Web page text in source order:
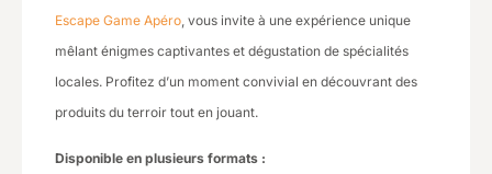
Escape Game Apéro, vous invite à une expérience unique
mêlant énigmes captivantes et dégustation de spécialités
locales. Profitez d’un moment convivial en découvrant des
produits du terroir tout en jouant.
Disponible en plusieurs formats :